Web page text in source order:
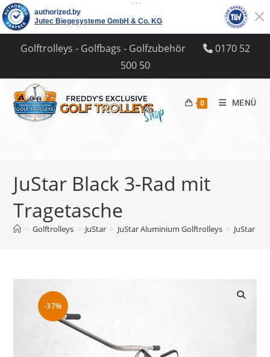
InhaltGolftrolleys - Golfbags - Golfzubehör
0170 52
500 50
0 MENÜ
JuStar Black 3-Rad mit
Tragetasche
> Golftrolleys > JuStar > JuStar Aluminium Golftrolleys > JuStar
-37%